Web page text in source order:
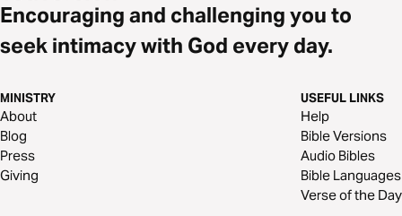
Encouraging and challenging you to
seek intimacy with God every day.
MINISTRY
About
Blog
Press
Giving
USEFUL LINKS
Help
Bible Versions
Audio Bibles
Bible Languages
Verse of the Day